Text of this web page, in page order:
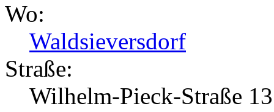
Wo:
Waldsieversdorf
Straße:
Wilhelm-Pieck-Straße 13